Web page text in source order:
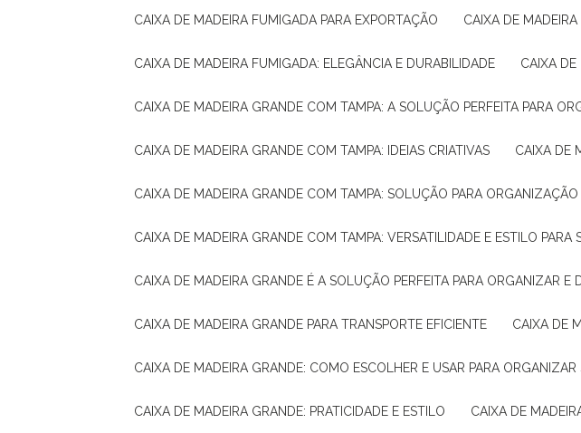
CAIXA DE MADEIRA FUMIGADA PARA EXPORTAÇÃO CAIXA DE
CAIXA DE MADEIRA FUMIGADA: ELEGÂNCIA E DURABILIDADE CAIXA
CAIXA DE MADEIRA GRANDE COM TAMPA: A SOLUÇÃO PERFEITA PARA
CAIXA DE MADEIRA GRANDE COM TAMPA: IDEIAS CRIATIVAS CAIXA
CAIXA DE MADEIRA GRANDE COM TAMPA: SOLUÇÃO PARA ORGANIZAÇÃO
CAIXA DE MADEIRA GRANDE COM TAMPA: VERSATILIDADE E ESTILO PARA
CAIXA DE MADEIRA GRANDE É A SOLUÇÃO PERFEITA PARA ORGANIZAR E
CAIXA DE MADEIRA GRANDE PARA TRANSPORTE EFICIENTE CAIXA DE
CAIXA DE MADEIRA GRANDE: COMO ESCOLHER E USAR PARA ORGANIZAR
CAIXA DE MADEIRA GRANDE: PRATICIDADE E ESTILO CAIXA DE